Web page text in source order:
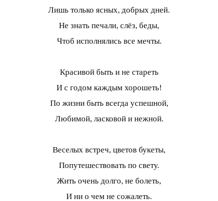
Лишь только ясных, добрых дней.
Не знать печали, слёз, беды,
Чтоб исполнялись все мечты.
Красивой быть и не стареть
И с годом каждым хорошеть!
По жизни быть всегда успешной,
Любимой, ласковой и нежной.
Веселых встреч, цветов букеты,
Попутешествовать по свету.
Жить очень долго, не болеть,
И ни о чем не сожалеть.